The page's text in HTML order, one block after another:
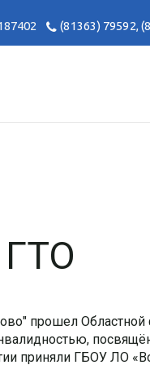
(81363) 79592,
прошел
приняли ГБОУ ЛО